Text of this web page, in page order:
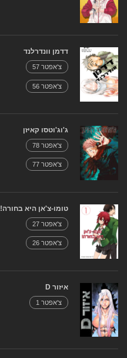
דדמן וונדרלנד
צ'אפטר 57
צ'אפטר 56
ג'וג'וטסו קאיזן
צ'אפטר 78
צ'אפטר 77
טומו-צ'אן היא בחורה!
צ'אפטר 27
צ'אפטר 26
איזור D
צ'אפטר 1